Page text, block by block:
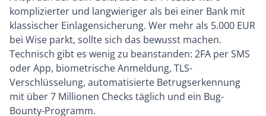
komplizierter und langwieriger als bei einer Bank mit
klassischer Einlagensicherung. Wer mehr als 5.000 EUR
bei Wise parkt, sollte sich das bewusst machen.
Technisch gibt es wenig zu beanstanden: 2FA per SMS
oder App, biometrische Anmeldung, TLS-
Verschlüsselung, automatisierte Betrugserkennung
mit über 7 Millionen Checks täglich und ein Bug-
Bounty-Programm.